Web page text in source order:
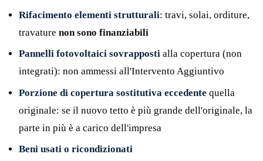
Rifacimento elementi strutturali: travi, solai, orditure,
travature non sono finanziabili
Pannelli fotovoltaici sovrapposti alla copertura (non
integrati): non ammessi all'Intervento Aggiuntivo
Porzione di copertura sostitutiva eccedente quella
originale: se il nuovo tetto è più grande dell'originale, la
parte in più è a carico dell'impresa
Beni usati o ricondizionati